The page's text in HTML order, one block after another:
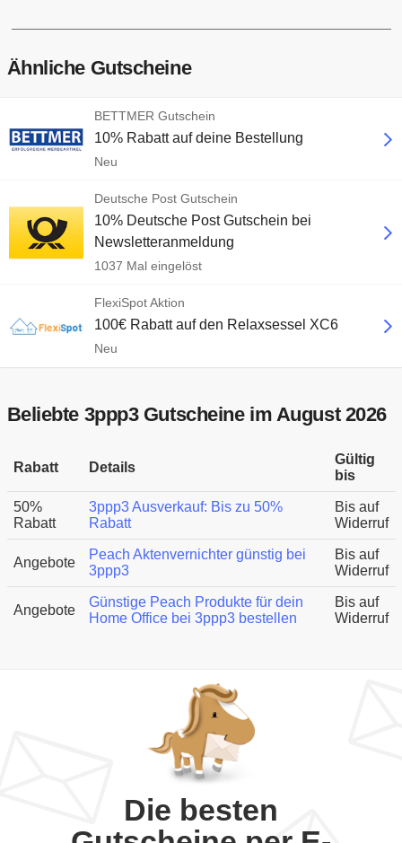
Ähnliche Gutscheine
BETTMER Gutschein
10% Rabatt auf deine Bestellung
Neu
Deutsche Post Gutschein
10% Deutsche Post Gutschein bei
Newsletteranmeldung
1037 Mal eingelöst
FlexiSpot Aktion
100€ Rabatt auf den Relaxsessel XC6
Neu
Beliebte 3ppp3 Gutscheine im August 2026
Rabatt Details
Gültig
bis
50%
Rabatt
3ppp3 Ausverkauf: Bis zu 50%
Rabatt
Bis auf
Widerruf
Angebote
Peach Aktenvernichter günstig bei
3ppp3
Bis auf
Widerruf
Angebote
Günstige Peach Produkte für dein
Home Office bei 3ppp3 bestellen
Bis auf
Widerruf
Die besten